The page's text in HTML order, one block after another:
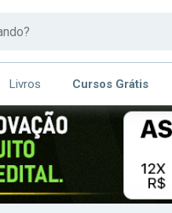
Livros Cursos Grátis